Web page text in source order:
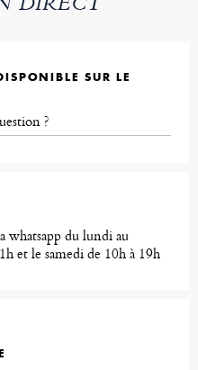
SUR LE
?
whatsapp du lundi au
et le samedi de 10h à 19h